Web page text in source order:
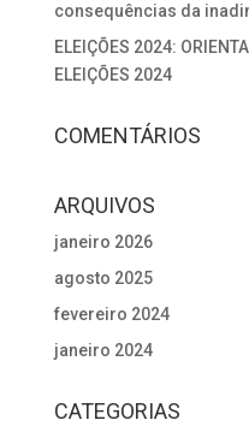
consequências da
ELEIÇÕES 2024:
ELEIÇÕES 2024
COMENTÁRIOS
ARQUIVOS
janeiro 2026
agosto 2025
fevereiro 2024
janeiro 2024
CATEGORIAS